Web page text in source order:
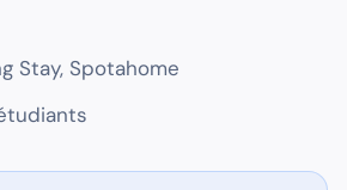
Stay, Spotahome